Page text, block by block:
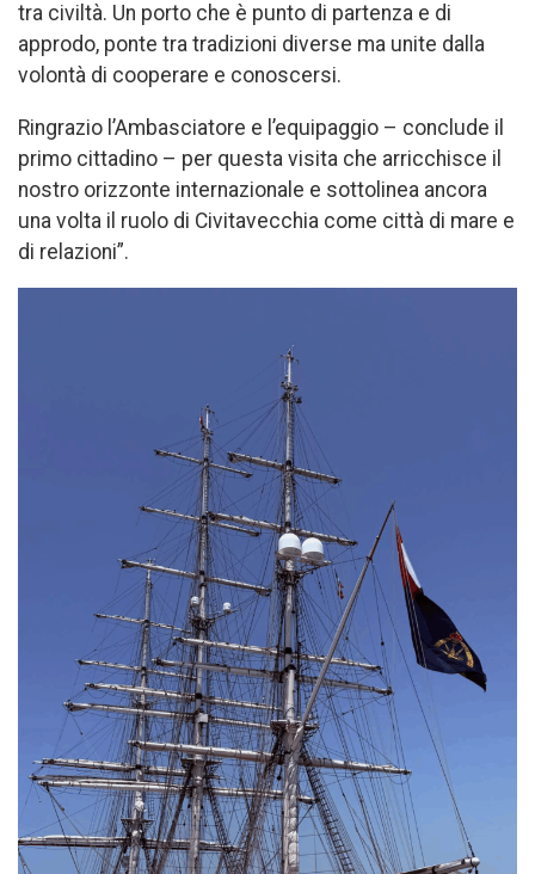
tra civiltà. Un porto che è punto di partenza e di
approdo, ponte tra tradizioni diverse ma unite dalla
volontà di cooperare e conoscersi.
Ringrazio l’Ambasciatore e l’equipaggio – conclude il
primo cittadino – per questa visita che arricchisce il
nostro orizzonte internazionale e sottolinea ancora
una volta il ruolo di Civitavecchia come città di mare e
di relazioni”.